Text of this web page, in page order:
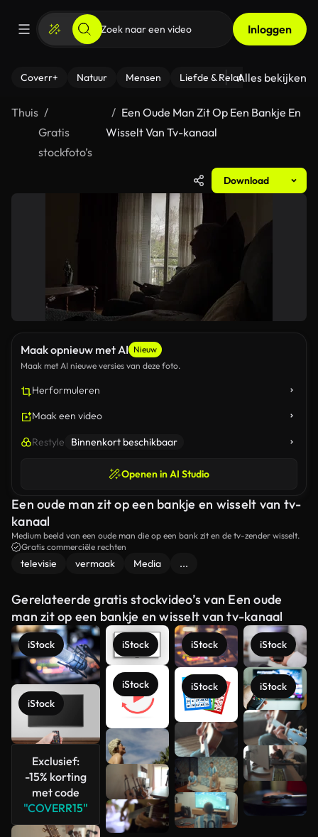
Inloggen
Coverr+ Natuur Mensen Liefde & Relaties - Fitness
Alles bekijken
Thuis
Gratis
stockfoto’s
Een Oude Man Zit Op Een Bankje En
Wisselt Van Tv-kanaal
Download
Maak opnieuw met AI Nieuw
Maak met AI nieuwe versies van deze foto.
Herformuleren
Maak een video
Restyle Binnenkort beschikbaar
Openen in AI Studio
Een oude man zit op een bankje en wisselt van tv-
kanaal
Medium beeld van een oude man die op een bank zit en de tv-zender wisselt.
Gratis commerciële rechten
televisie vermaak Media ...
Gerelateerde gratis stockvideo’s van Een oude
man zit op een bankje en wisselt van tv-kanaal
iStock
iStock
Exclusief:
-15% korting
met code
"COVERR15"
iStock
iStock
iStock
iStock
iStock
iStock
Meer
bekijken